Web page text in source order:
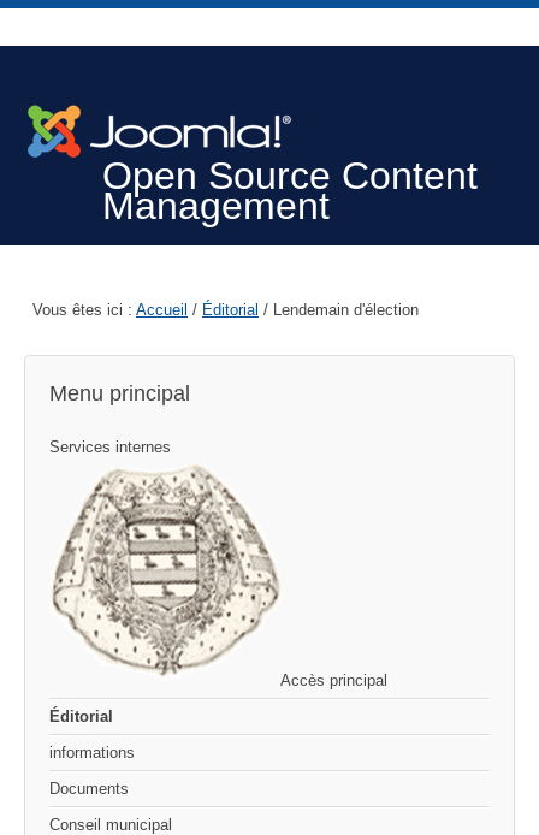
Open Source Content
Management
Vous êtes ici : Accueil / Éditorial / Lendemain d'élection
Menu principal
Services internes
Accès principal
Éditorial
informations
Documents
Conseil municipal